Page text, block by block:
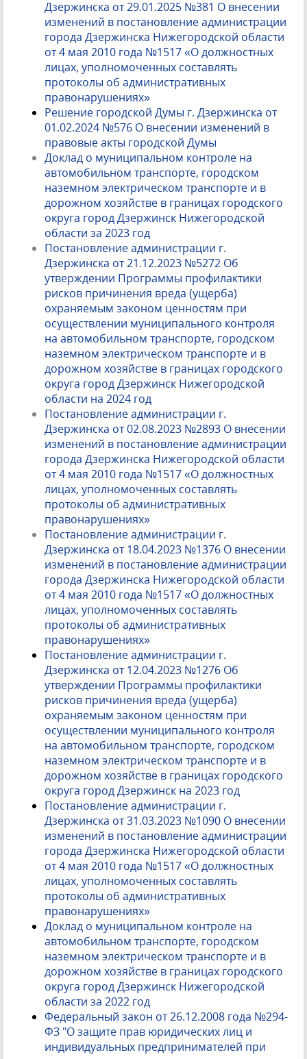
Дзержинска от 29.01.2025 №381 О внесении
изменений в постановление администрации
города Дзержинска Нижегородской области
от 4 мая 2010 года №1517 «О должностных
лицах, уполномоченных составлять
протоколы об административных
правонарушениях»
Решение городской Думы г. Дзержинска от
01.02.2024 №576 О внесении изменений в
правовые акты городской Думы
Доклад о муниципальном контроле на
автомобильном транспорте, городском
наземном электрическом транспорте и в
дорожном хозяйстве в границах городского
округа город Дзержинск Нижегородской
области за 2023 год
Постановление администрации г.
Дзержинска от 21.12.2023 №5272 Об
утверждении Программы профилактики
рисков причинения вреда (ущерба)
охраняемым законом ценностям при
осуществлении муниципального контроля
на автомобильном транспорте, городском
наземном электрическом транспорте и в
дорожном хозяйстве в границах городского
округа город Дзержинск Нижегородской
области на 2024 год
Постановление администрации г.
Дзержинска от 02.08.2023 №2893 О внесении
изменений в постановление администрации
города Дзержинска Нижегородской области
от 4 мая 2010 года №1517 «О должностных
лицах, уполномоченных составлять
протоколы об административных
правонарушениях»
Постановление администрации г.
Дзержинска от 18.04.2023 №1376 О внесении
изменений в постановление администрации
города Дзержинска Нижегородской области
от 4 мая 2010 года №1517 «О должностных
лицах, уполномоченных составлять
протоколы об административных
правонарушениях»
Постановление администрации г.
Дзержинска от 12.04.2023 №1276 Об
утверждении Программы профилактики
рисков причинения вреда (ущерба)
охраняемым законом ценностям при
осуществлении муниципального контроля
на автомобильном транспорте, городском
наземном электрическом транспорте и в
дорожном хозяйстве в границах городского
округа город Дзержинск на 2023 год
Постановление администрации г.
Дзержинска от 31.03.2023 №1090 О внесении
изменений в постановление администрации
города Дзержинска Нижегородской области
от 4 мая 2010 года №1517 «О должностных
лицах, уполномоченных составлять
протоколы об административных
правонарушениях»
Доклад о муниципальном контроле на
автомобильном транспорте, городском
наземном электрическом транспорте и в
дорожном хозяйстве в границах городского
округа город Дзержинск Нижегородской
области за 2022 год
Федеральный закон от 26.12.2008 года №294-
ФЗ "О защите прав юридических лиц и
индивидуальных предпринимателей при